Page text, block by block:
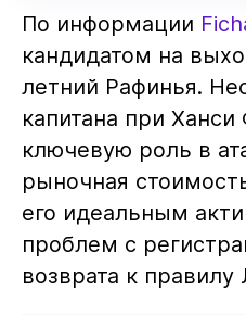
По информации
кандидатом на
летний Рафинья.
капитана при Ханси
ключевую роль в
рыночная
его идеальным
проблем с
возврата к правилу